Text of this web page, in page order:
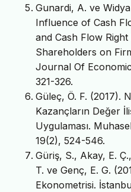
Gunardi, A. ve
Influence of Cash
and Cash Flow
Shareholders on
Journal Of
321-326.
Güleç, Ö. F. (2017).
Kazançların Değer
Uygulaması.
19(2), 524-546.
Güriş, S., Akay, E.
T. ve Genç, E. G.
Ekonometrisi.